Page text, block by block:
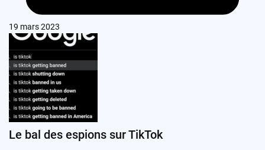
19 mars 2023
Le bal des espions sur TikTok